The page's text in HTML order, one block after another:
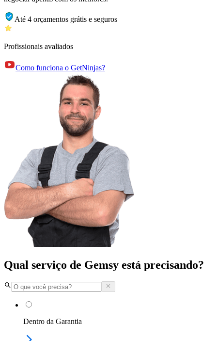
Até 4 orçamentos grátis e seguros
Profissionais avaliados
Como funciona o GetNinjas?
Qual serviço de Gemsy está precisando?
Dentro da Garantia